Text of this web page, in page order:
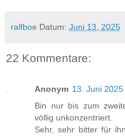
ralfboe Datum: Juni 13, 2025
22 Kommentare:
Anonym 13. Juni
Bin nur bis zum
völlig unkonzentriert.
Sehr, sehr bitter für